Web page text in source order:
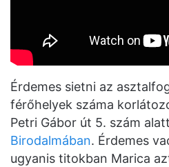
Érdemes sietni az
férőhelyek száma
Petri Gábor út 5. szám
Birodalmában. Érdemes
ugyanis titokban Marica